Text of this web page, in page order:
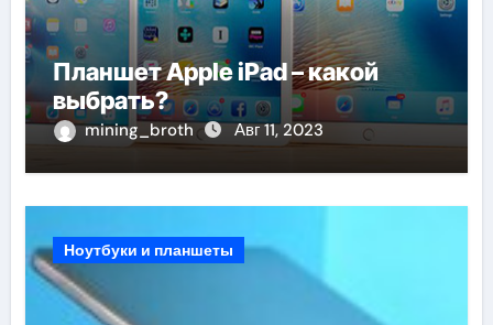
Планшет Apple iPad – какой
выбрать?
mining_broth Авг 11, 2023
Ноутбуки и планшеты